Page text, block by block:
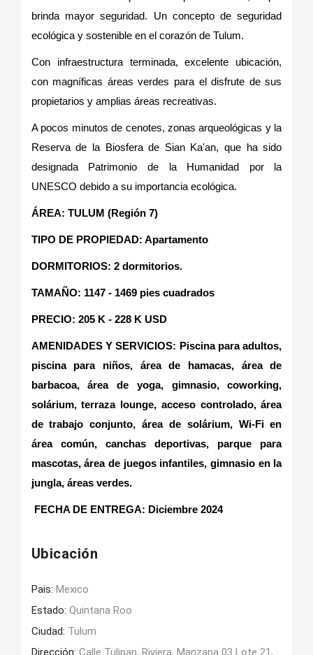
brinda mayor seguridad. Un concepto de seguridad
ecológica y sostenible en el corazón de Tulum.
Con infraestructura terminada, excelente ubicación,
con magníficas áreas verdes para el disfrute de sus
propietarios y amplias áreas recreativas.
A pocos minutos de cenotes, zonas arqueológicas y la
Reserva de la Biosfera de Sian Ka'an, que ha sido
designada Patrimonio de la Humanidad por la
UNESCO debido a su importancia ecológica.
ÁREA: TULUM (Región 7)
TIPO DE PROPIEDAD: Apartamento
DORMITORIOS: 2 dormitorios.
TAMAÑO: 1147 - 1469 pies cuadrados
PRECIO: 205 K - 228 K USD
AMENIDADES Y SERVICIOS: Piscina para adultos,
piscina para niños, área de hamacas, área de
barbacoa, área de yoga, gimnasio, coworking,
solárium, terraza lounge, acceso controlado, área
de trabajo conjunto, área de solárium, Wi-Fi en
área común, canchas deportivas, parque para
mascotas, área de juegos infantiles, gimnasio en la
jungla, áreas verdes.
FECHA DE ENTREGA: Diciembre 2024
Ubicación
Pais: Mexico
Estado: Quintana Roo
Ciudad: Tulum
Dirección: Calle Tulipan, Riviera, Manzana 03 Lote 21,